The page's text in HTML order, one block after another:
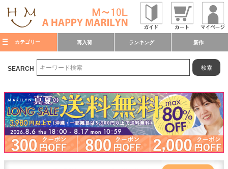
カテゴリー 再入荷 ランキング 新作
SEARCH 検索